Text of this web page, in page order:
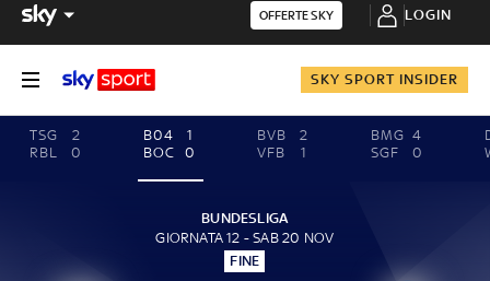
OFFERTE SKY LOGIN
SKY SPORT INSIDER
TSG
2
RBL
0
B04
1
BOC
0
BVB
2
VFB
1
BMG 4
SGF
0
BUNDESLIGA
GIORNATA 12 - SAB 20 NOV
FINE